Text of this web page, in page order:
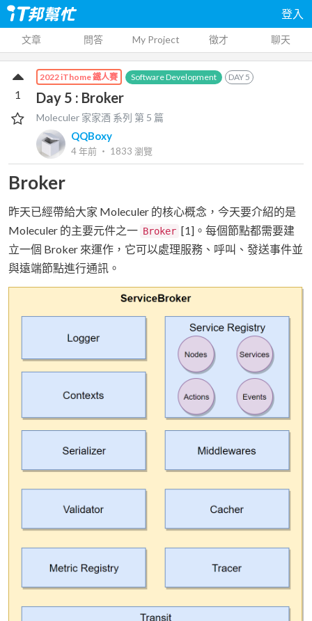
登入
文章 問答 My Project 徵才 聊天
2022 iThome 鐵人賽 Software Development DAY5
Day 5 : Broker
Moleculer 家家酒 系列 第 5 篇
QQBoxy
4 年前 ‧ 1833 瀏覽
1
Broker
昨天已經帶給大家 Moleculer 的核心概念，今天要介紹的是
Moleculer 的主要元件之一 Broker [1]。每個節點都需要建
立一個 Broker 來運作，它可以處理服務、呼叫、發送事件並
與遠端節點進行通訊。